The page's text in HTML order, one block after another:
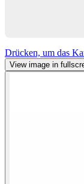
Drücken, um das
View image in